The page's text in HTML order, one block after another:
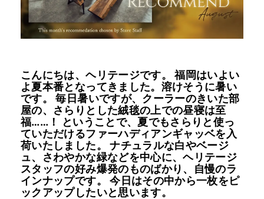
よくあるご質問
お問い合わせ
こんにちは、ヘリテージです。 福岡はいよい
よ夏本番となってきました。溶けそうに暑い
です。 毎日暑いですが、クーラーのきいた部
屋の、さらりとした絨毯の上での昼寝は至
福……！ ということで、夏でもさらりと使っ
ていただけるファーハディアンギャッベを入
荷いたしました。 ナチュラルな白やベージ
ュ、さわやかな緑などを中心に、ヘリテージ
スタッフの好み爆発のものばかり、自慢のラ
インナップです。 今日はその中から一枚をピ
ックアップしたいと思います。